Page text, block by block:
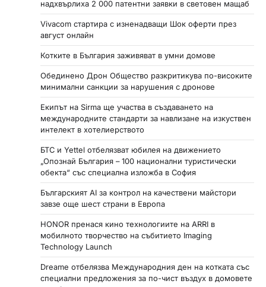
надхвърлиха 2 000 патентни заявки в световен мащаб
Vivacom стартира с изненадващи Шок оферти през
август онлайн
Котките в България заживяват в умни домове
Обединено Дрон Общество разкритикува по-високите
минимални санкции за нарушения с дронове
Екипът на Sirma ще участва в създаването на
международните стандарти за навлизане на изкуствен
интелект в хотелиерството
БТС и Yettel отбелязват юбилея на движението
„Опознай България – 100 национални туристически
обекта“ със специална изложба в София
Българският AI за контрол на качествени майстори
завзе още шест страни в Европа
HONOR пренася кино технологиите на ARRI в
мобилното творчество на събитието Imaging
Technology Launch
Dreame отбелязва Международния ден на котката със
специални предложения за по-чист въздух в домовете